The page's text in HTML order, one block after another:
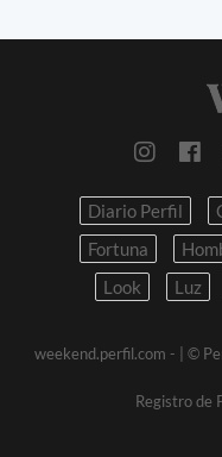
Diario Perfil
Fortuna
Look
Luz
weekend.perfil.com -
| ©
Registro de